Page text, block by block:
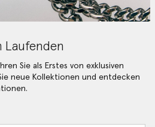
Laufenden
Sie als Erstes von exklusiven
neue Kollektionen und entdecken